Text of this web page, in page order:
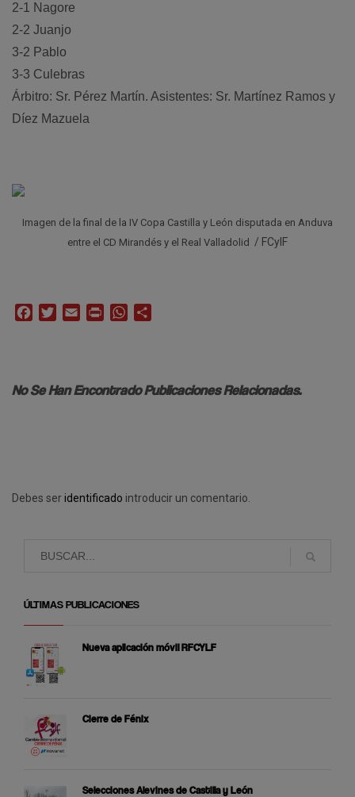
2-1 Nagore
2-2 Juanjo
3-2 Pablo
3-3 Culebras
Árbitro: Sr. Pérez Martín. Asistentes: Sr. Martínez Ramos y
Díez Mazuela
Imagen de la final de la IV Copa Castilla y León disputada en Anduva
entre el CD Mirandés y el Real Valladolid / FCylF
FacebookTwitterEmail Print WhatsApp
No Se Han Encontrado Publicaciones Relacionadas.
Debes seridentificado introducir un comentario.
ÚLTIMAS PUBLICACIONES
Nueva aplicación móvil RFCYLF
Cierre de Fénix
Selecciones Alevines de Castilla y León